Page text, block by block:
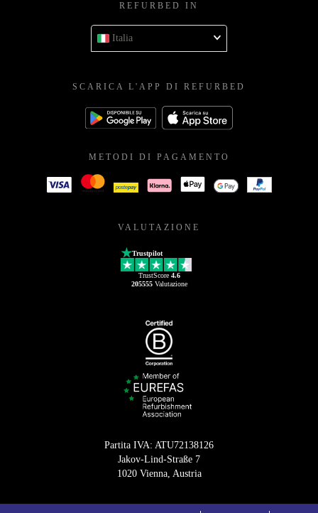
REFURBED IN
Italia
SCARICA L'APP DI REFURBED
METODI DI PAGAMENTO
VALUTAZIONE
Trustpilot
TrustScore 4.6
205555Valutazione
Partita IVA: ATU72138126
Jakov-Lind-Straße 7
1020 Vienna, Austria